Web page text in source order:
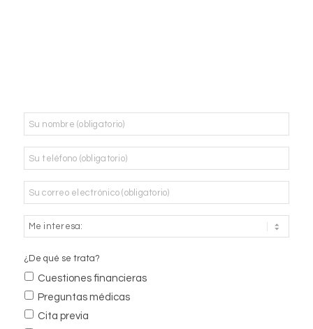
*
Teléfono
electrónico
*
¿De qué se trata?
Cuestiones financieras
Preguntas médicas
Cita previa